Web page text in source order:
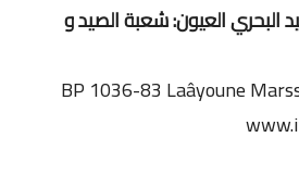
البحري العيون: شعبة الصيد و
BP 1036-83 Laâyoune